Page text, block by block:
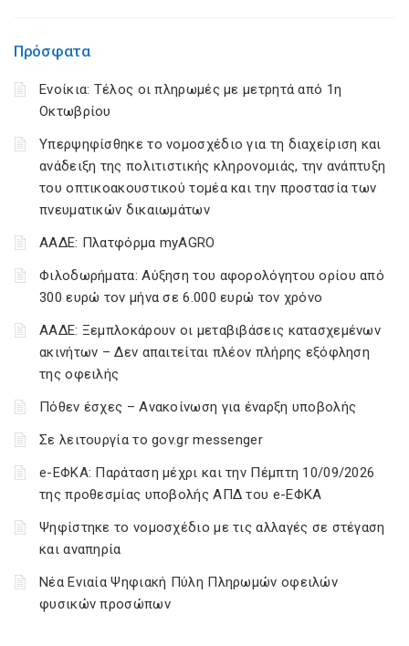
Πρόσφατα
Ενοίκια: Τέλος οι πληρωμές με μετρητά από 1η
Οκτωβρίου
Υπερψηφίσθηκε το νομοσχέδιο για τη διαχείριση και
ανάδειξη της πολιτιστικής κληρονομιάς, την ανάπτυξη
του οπτικοακουστικού τομέα και την προστασία των
πνευματικών δικαιωμάτων
ΑΑΔΕ: Πλατφόρμα myAGRO
Φιλοδωρήματα: Αύξηση του αφορολόγητου ορίου από
300 ευρώ τον μήνα σε 6.000 ευρώ τον χρόνο
ΑΑΔΕ: Ξεμπλοκάρουν οι μεταβιβάσεις κατασχεμένων
ακινήτων – Δεν απαιτείται πλέον πλήρης εξόφληση
της οφειλής
Πόθεν έσχες – Ανακοίνωση για έναρξη υποβολής
Σε λειτουργία το gov.gr messenger
e-ΕΦΚΑ: Παράταση μέχρι και την Πέμπτη 10/09/2026
της προθεσμίας υποβολής ΑΠΔ του e-ΕΦΚΑ
Ψηφίστηκε το νομοσχέδιο με τις αλλαγές σε στέγαση
και αναπηρία
Νέα Ενιαία Ψηφιακή Πύλη Πληρωμών οφειλών
φυσικών προσώπων